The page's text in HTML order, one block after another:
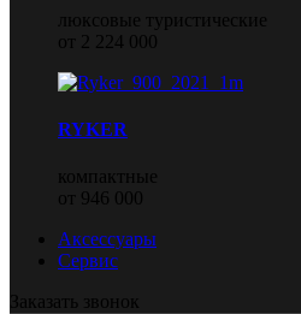
люксовые туристические
от 2 224 000
RYKER
компактные
от 946 000
Аксессуары
Сервис
Заказать звонок